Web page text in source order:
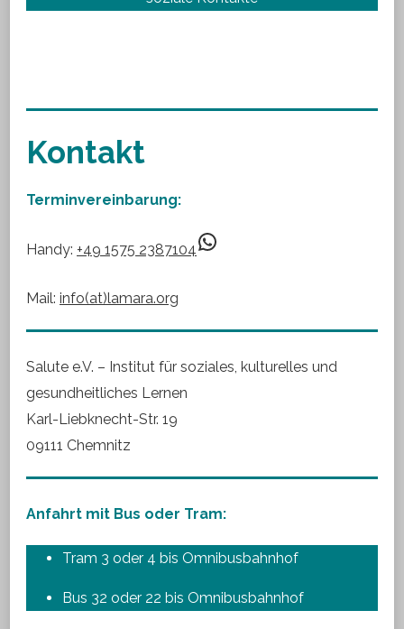
Kontakt
Terminvereinbarung:
Handy: +49 1575 2387104WhatsApp
Mail: info(at)lamara.org
Salute e.V. – Institut für soziales, kulturelles und
gesundheitliches Lernen
Karl-Liebknecht-Str. 19
09111 Chemnitz
Anfahrt mit Bus oder Tram:
Tram 3 oder 4 bis Omnibusbahnhof
Bus 32 oder 22 bis Omnibusbahnhof